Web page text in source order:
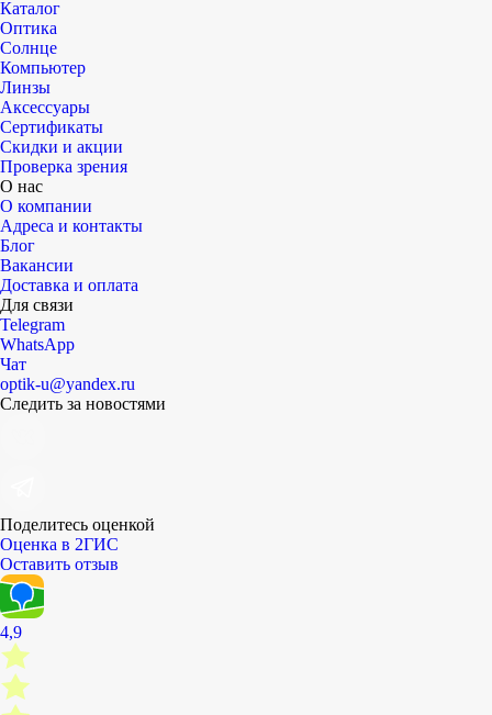
Каталог
Оптика
Солнце
Компьютер
Линзы
Аксессуары
Сертификаты
Скидки и акции
Проверка зрения
О нас
О компании
Адреса и контакты
Блог
Вакансии
Доставка и оплата
Для связи
Telegram
WhatsApp
Чат
optik-u@yandex.ru
Следить за новостями
Поделитесь оценкой
Оценка в 2ГИС
Оставить отзыв
4,9